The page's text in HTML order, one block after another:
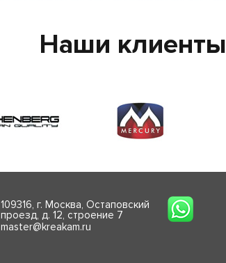
Наши клиенты
109316, г. Москва, Остаповский
проезд, д. 12, строение 7
master@kreakam.ru